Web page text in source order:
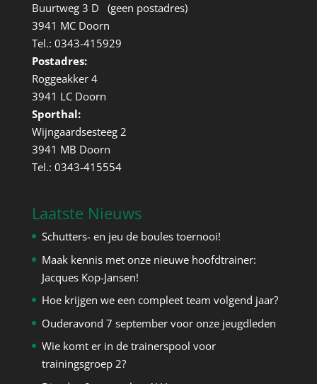
Buurtweg 3 D (geen postadres)
3941 MC Doorn
Tel.: 0343-415929
Postadres:
Roggeakker 4
3941 LC Doorn
Sporthal:
Wijngaardsesteeg 2
3941 MB Doorn
Tel.: 0343-415554
Laatste Nieuws
Schutters- en jeu de boules toernooi!
Maak kennis met onze nieuwe hoofdtrainer:
Jacques Kop-Jansen!
Hoe krijgen we een compleet team volgend jaar?
Ouderavond 7 september voor onze jeugdleden
Wie komt er in de trainerspool voor
trainingsgroep 2?